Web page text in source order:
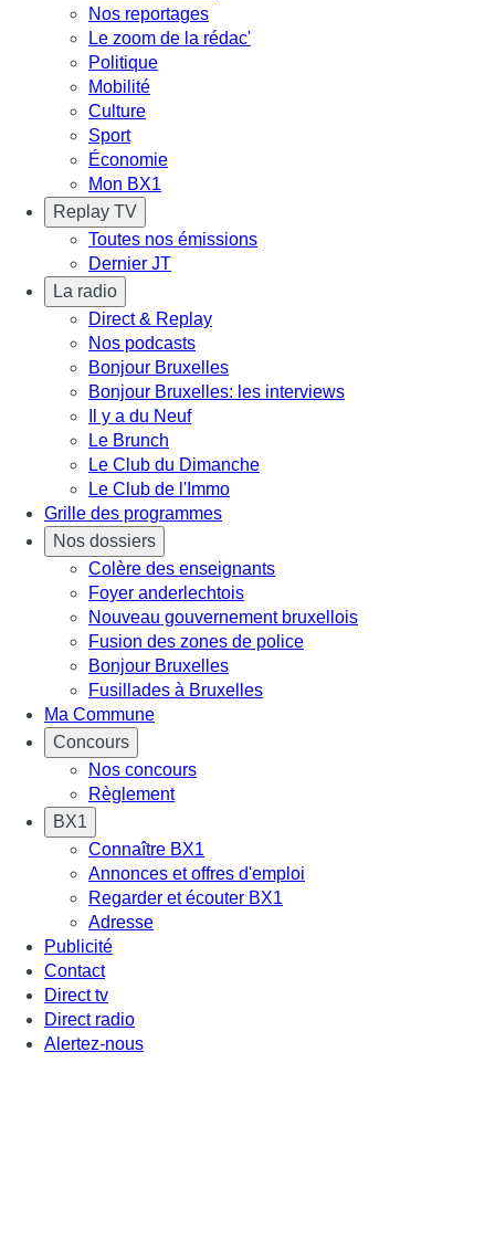
Nos reportages
Le zoom de la rédac'
Politique
Mobilité
Culture
Sport
Économie
Mon BX1
Replay TV
Toutes nos émissions
Dernier JT
La radio
Direct & Replay
Nos podcasts
Bonjour Bruxelles
Bonjour Bruxelles: les interviews
Il y a du Neuf
Le Brunch
Le Club du Dimanche
Le Club de l'Immo
Grille des programmes
Nos dossiers
Colère des enseignants
Foyer anderlechtois
Nouveau gouvernement bruxellois
Fusion des zones de police
Bonjour Bruxelles
Fusillades à Bruxelles
Ma Commune
Concours
Nos concours
Règlement
BX1
Connaître BX1
Annonces et offres d'emploi
Regarder et écouter BX1
Adresse
Publicité
Contact
Direct tv
Direct radio
Alertez-nous